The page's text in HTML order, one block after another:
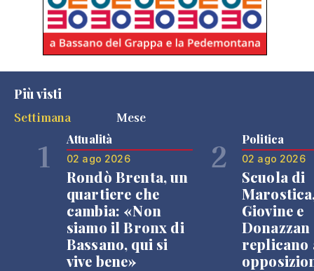
Più visti
Settimana
Mese
1 Attualità
02 ago 2026
Rondò Brenta, un
quartiere che
cambia: «Non
siamo il Bronx di
Bassano, qui si
vive bene»
2 Politica
02 ago 2026
Scuola di
Giovine e
Donazzan
replicano